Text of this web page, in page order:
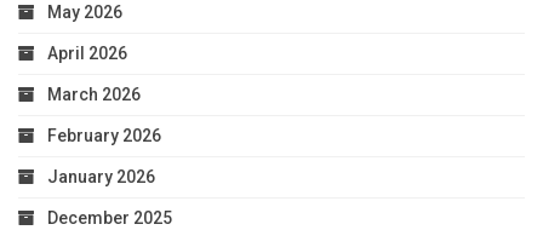
May 2026
April 2026
March 2026
February 2026
January 2026
December 2025